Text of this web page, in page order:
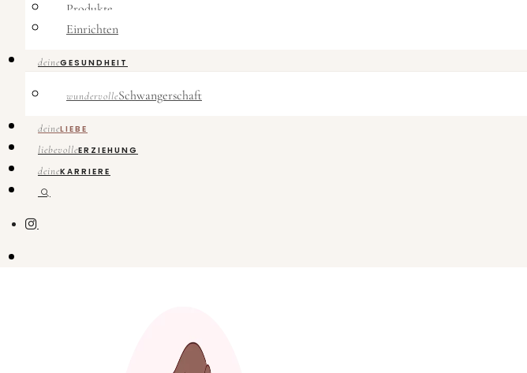
Produkte
Einrichten
deineGESUNDHEIT
wundervolleSchwangerschaft
deineLIEBE
liebevolleERZIEHUNG
deineKARRIERE